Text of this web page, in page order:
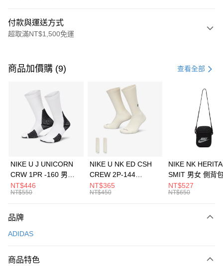
付款與運送方式
超取滿NT$1,500免運
信用卡一次付款
3 期 0 利率 每期 21家銀行
合作金庫商業銀行
第一商業銀行
華南商業銀行
彰化商業銀行
上海商業儲蓄銀行
元大商業銀行
台灣樂天信用卡公司
Apple Pay
全盈+PAY
AFTEE先享後付
【關於「AFTEE先享後付」】
便利好安心！
３．安心：先確認商品／服務後，再付款。
運送方式
每筆NT$100，滿NT$1,500(含以上)免運費
商品加價購 (9) 查看全部
NIKE U J UNICORN
CRW 1PR -160 男女
中統襪 FZ3393100
NT$446
NT$550
NIKE U NK ED CSH
CREW 2P-144
EMBRDY 男女 短統襪
FZ3073133
NT$365
NT$450
NIKE NK
SMIT 男女 側背
BA5871010
NT$527
NT$650
品牌
ADIDAS
商品特色